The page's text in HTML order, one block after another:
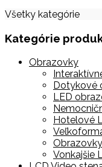
Všetky kategórie
Kategórie
Obrazovky
Dotykové
LED
Hotelové
Vonkajšie